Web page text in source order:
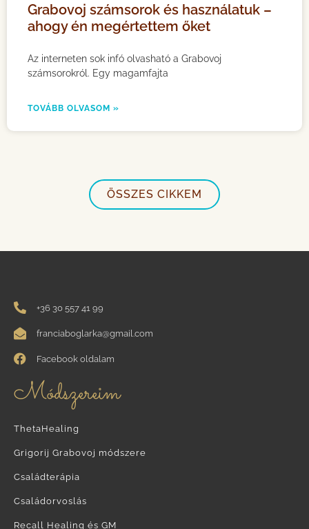
Grabovoj számsorok és használatuk –
ahogy én megértettem őket
Az interneten sok infó olvasható a Grabovoj
számsorokról. Egy magamfajta
TOVÁBB OLVASOM »
ÖSSZES CIKKEM
+36 30 557 41 99
franciaboglarka@gmail.com
Facebook oldalam
Módszereim
ThetaHealing
Grigorij Grabovoj módszere
Családterápia
Családorvoslás
Recall Healing és GM